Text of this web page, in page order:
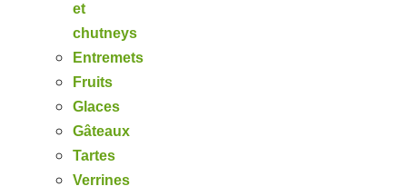
et
chutneys
Entremets
Fruits
Glaces
Gâteaux
Tartes
Verrines